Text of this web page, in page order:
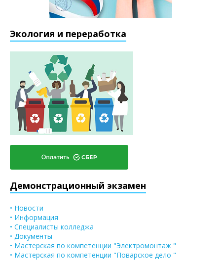
Экология и переработка
Демонстрационный экзамен
• Новости
• Информация
• Специалисты колледжа
• Документы
• Мастерская по компетенции "Электромонтаж "
• Мастерская по компетенции "Поварское дело "